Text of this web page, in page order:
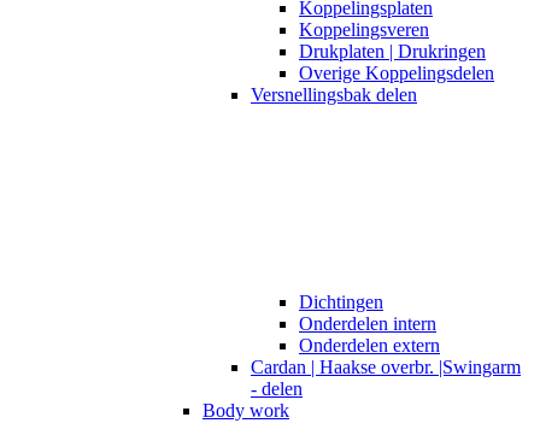
Koppelingsplaten
Koppelingsveren
Drukplaten | Drukringen
Overige Koppelingsdelen
Versnellingsbak delen
Dichtingen
Onderdelen intern
Onderdelen extern
Cardan | Haakse overbr. |Swingarm
- delen
Body work